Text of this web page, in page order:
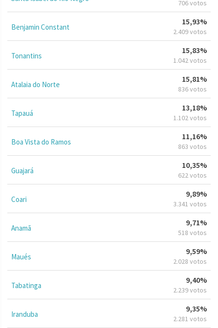
706 votos
Benjamin Constant
15,93%
2.409 votos
Tonantins
15,83%
1.042 votos
Atalaia do Norte
15,81%
836 votos
Tapauá
13,18%
1.102 votos
Boa Vista do Ramos
11,16%
863 votos
Guajará
10,35%
622 votos
Coari
9,89%
3.341 votos
Anamã
9,71%
518 votos
Maués
9,59%
2.028 votos
Tabatinga
9,40%
2.239 votos
Iranduba
9,35%
2.281 votos